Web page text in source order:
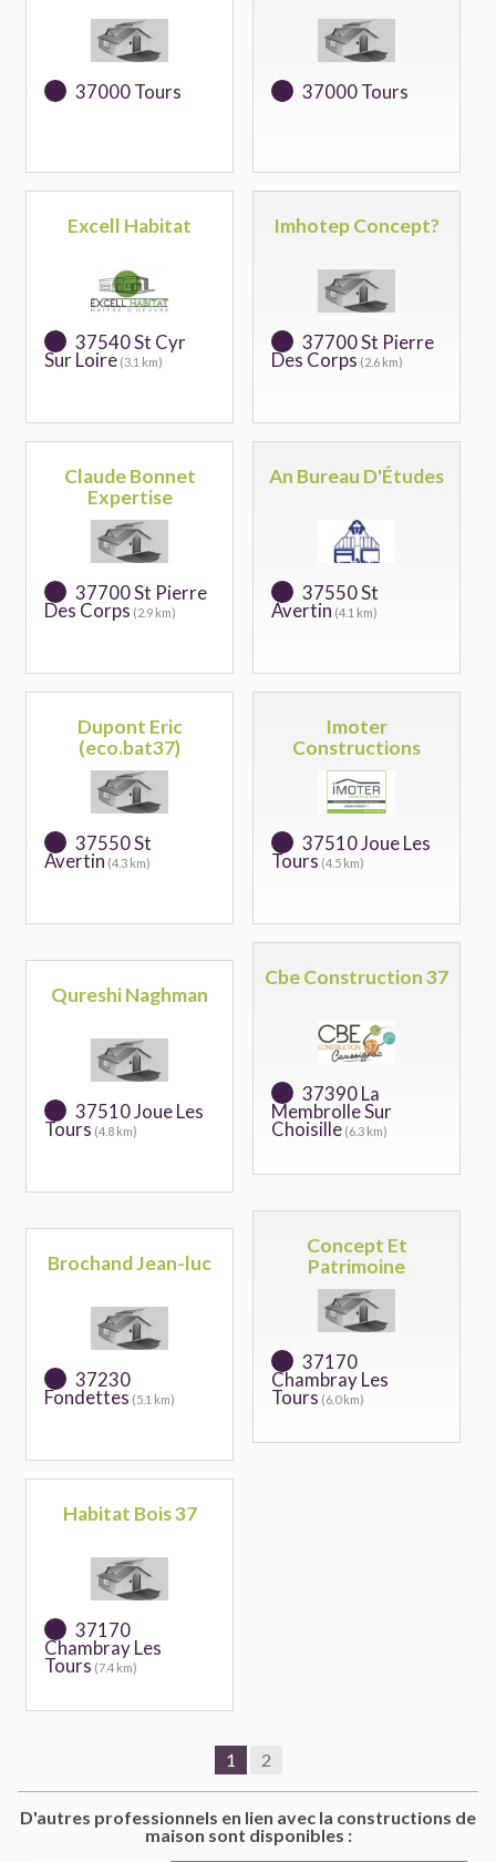
37000 Tours 37000 Tours
Excell Habitat
37540 St Cyr
Sur Loire (3.1 km)
Imhotep Concept?
37700 St Pierre
Des Corps (2.6 km)
Claude Bonnet
Expertise
37700 St Pierre
Des Corps (2.9 km)
An Bureau D'Études
37550 St
Avertin (4.1 km)
Dupont Eric
(eco.bat37)
37550 St
Avertin (4.3 km)
Imoter
Constructions
37510 Joue Les
Tours (4.5 km)
Qureshi Naghman
37510 Joue Les
Tours (4.8 km)
Cbe Construction 37
37390 La
Membrolle Sur
Choisille (6.3 km)
Brochand Jean-luc
37230
Fondettes (5.1 km)
Concept Et
Patrimoine
37170
Chambray Les
Tours (6.0 km)
Habitat Bois 37
37170
Chambray Les
Tours (7.4 km)
1 2
D'autres professionnels en lien avec la constructions de
maison sont disponibles :